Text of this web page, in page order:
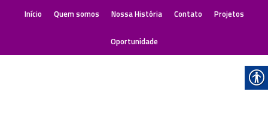
Início Quem somos Nossa História Contato Projetos
Oportunidade